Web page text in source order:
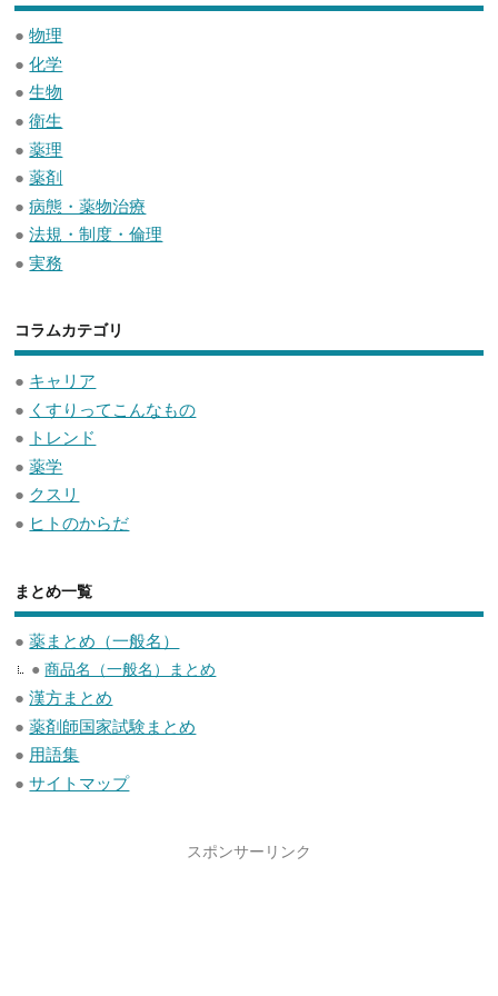
●物理
●化学
●生物
●衛生
●薬理
●薬剤
●病態・薬物治療
●法規・制度・倫理
●実務
コラムカテゴリ
● キャリア
● くすりってこんなもの
● トレンド
●薬学
● クスリ
● ヒトのからだ
まとめ一覧
●薬まとめ（一般名）
●商品名（一般名）まとめ
●漢方まとめ
●薬剤師国家試験まとめ
● 用語集
●サイトマップ
スポンサーリンク